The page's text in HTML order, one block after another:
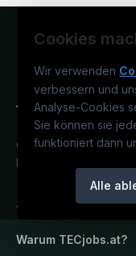
Cookies
Wir verwenden
verbessern und
Analyse-Cookies
Sie können sie
funktioniert dann
Alle
Österreichs
Ein Service der
TECjobs.at
Warum TECjobs.at?